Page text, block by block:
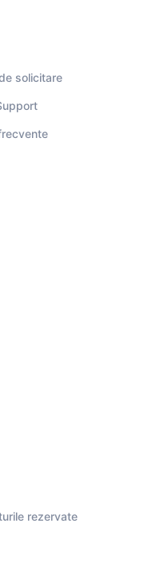
solicitare
rezervate